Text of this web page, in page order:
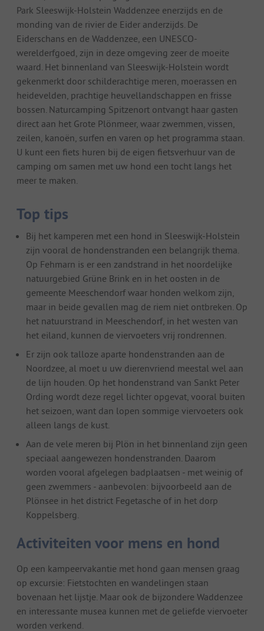
Park Sleeswijk-Holstein Waddenzee enerzijds en de
monding van de rivier de Eider anderzijds. De
Eiderschans en de Waddenzee, een UNESCO-
werelderfgoed, zijn in deze omgeving zeer de moeite
waard. Het binnenland van Sleeswijk-Holstein wordt
gekenmerkt door schilderachtige meren, moerassen en
heidevelden, prachtige heuvellandschappen en frisse
bossen. Naturcamping Spitzenort ontvangt haar gasten
direct aan het Grote Plönmeer, waar zwemmen, vissen,
zeilen, kanoën, surfen en varen op het programma staan.
U kunt een fiets huren bij de eigen fietsverhuur van de
camping om samen met uw hond een tocht langs het
meer te maken.
Top tips
Bij het kamperen met een hond in Sleeswijk-Holstein
zijn vooral de hondenstranden een belangrijk thema.
Op Fehmarn is er een zandstrand in het noordelijke
natuurgebied Grüne Brink en in het oosten in de
gemeente Meeschendorf waar honden welkom zijn,
maar in beide gevallen mag de riem niet ontbreken. Op
het natuurstrand in Meeschendorf, in het westen van
het eiland, kunnen de viervoeters vrij rondrennen.
Er zijn ook talloze aparte hondenstranden aan de
Noordzee, al moet u uw dierenvriend meestal wel aan
de lijn houden. Op het hondenstrand van Sankt Peter
Ording wordt deze regel lichter opgevat, vooral buiten
het seizoen, want dan lopen sommige viervoeters ook
alleen langs de kust.
Aan de vele meren bij Plön in het binnenland zijn geen
speciaal aangewezen hondenstranden. Daarom
worden vooral afgelegen badplaatsen - met weinig of
geen zwemmers - aanbevolen: bijvoorbeeld aan de
Plönsee in het district Fegetasche of in het dorp
Koppelsberg.
Activiteiten voor mens en hond
Op een kampeervakantie met hond gaan mensen graag
op excursie: Fietstochten en wandelingen staan
bovenaan het lijstje. Maar ook de bijzondere Waddenzee
en interessante musea kunnen met de geliefde viervoeter
worden verkend.